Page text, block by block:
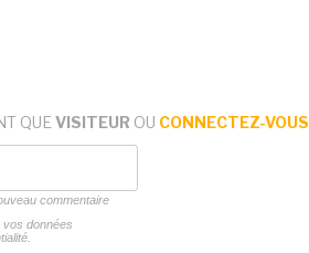
QUE VISITEUR OU CONNECTEZ-VOUS
commentaire
vos données